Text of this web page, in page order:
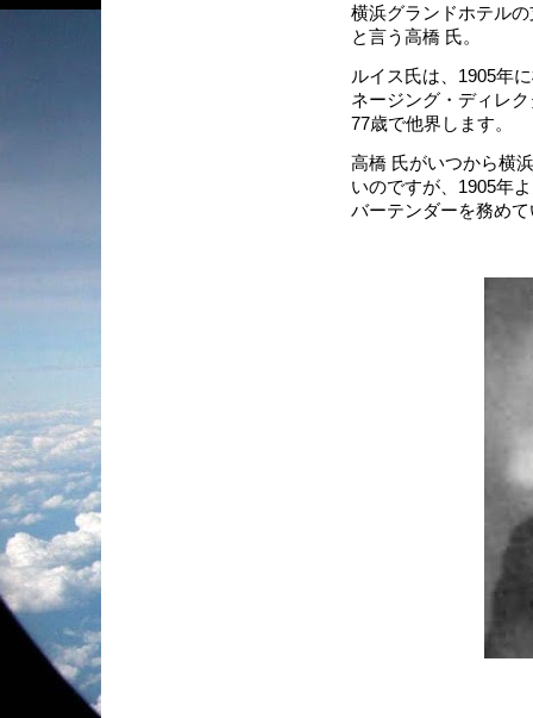
横浜グランドホテル
と言う高橋 氏。
ルイス氏は、1905年
ネージング・ディレ
77歳で他界します。
高橋 氏がいつから横
いのですが、1905年
バーテンダーを務め